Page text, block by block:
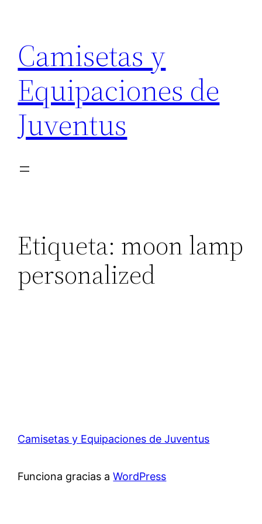
contenido
Camisetas y
Equipaciones de
Juventus
Etiqueta: moon lamp
personalized
Camisetas y Equipaciones de Juventus
Funciona gracias aWordPress